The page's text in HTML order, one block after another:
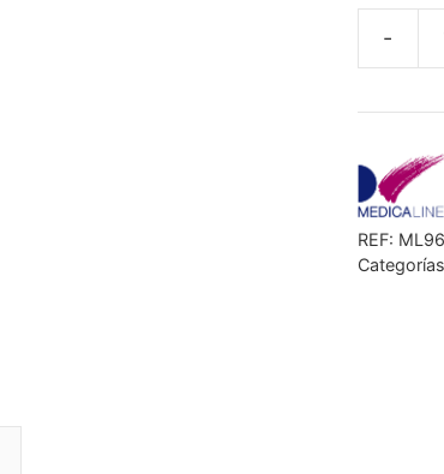
Acero
Sup
21X25
Natural
Form
REF: